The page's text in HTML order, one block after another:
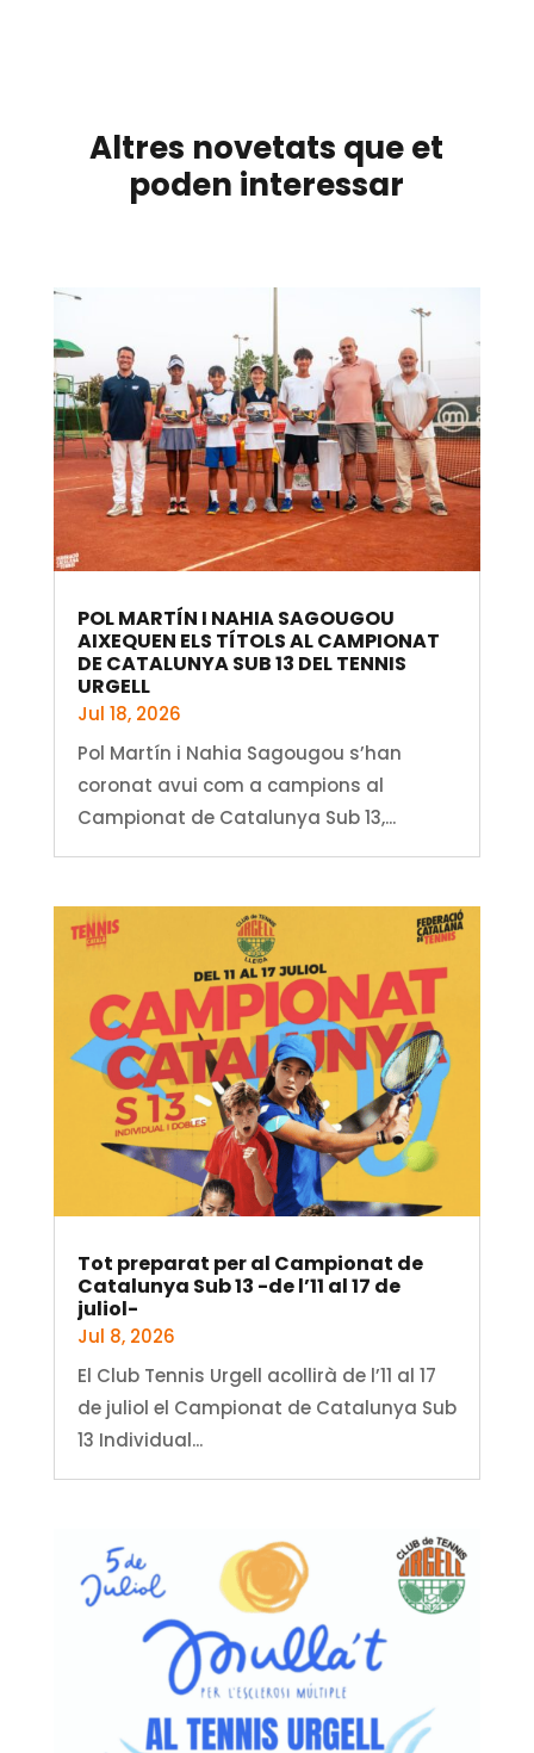
Altres novetats que et
poden interessar
POL MARTÍN I NAHIA SAGOUGOU
AIXEQUEN ELS TÍTOLS AL CAMPIONAT
DE CATALUNYA SUB 13 DEL TENNIS
URGELL
Jul 18, 2026
Pol Martín i Nahia Sagougou s’han
coronat avui com a campions al
Campionat de Catalunya Sub 13,...
Tot preparat per al Campionat de
Catalunya Sub 13 -de l’11 al 17 de
juliol-
Jul 8, 2026
El Club Tennis Urgell acollirà de l’11 al 17
de juliol el Campionat de Catalunya Sub
13 Individual...